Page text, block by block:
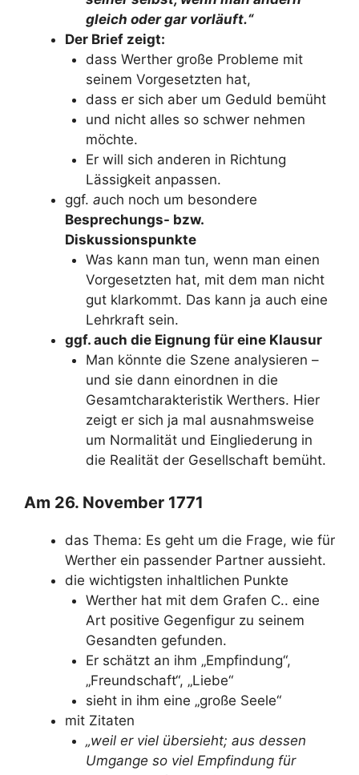
gleich oder gar vorläuft.“
Der Brief zeigt:
dass Werther große Probleme mit
seinem Vorgesetzten hat,
dass er sich aber um Geduld bemüht
und nicht alles so schwer nehmen
möchte.
Er will sich anderen in Richtung
Lässigkeit anpassen.
ggf. auch noch um besondere
Besprechungs- bzw.
Diskussionspunkte
Was kann man tun, wenn man einen
Vorgesetzten hat, mit dem man nicht
gut klarkommt. Das kann ja auch eine
Lehrkraft sein.
ggf. auch die Eignung für eine Klausur
Man könnte die Szene analysieren –
und sie dann einordnen in die
Gesamtcharakteristik Werthers. Hier
zeigt er sich ja mal ausnahmsweise
um Normalität und Eingliederung in
die Realität der Gesellschaft bemüht.
Am 26. November 1771
das Thema: Es geht um die Frage, wie für
Werther ein passender Partner aussieht.
die wichtigsten inhaltlichen Punkte
Werther hat mit dem Grafen C.. eine
Art positive Gegenfigur zu seinem
Gesandten gefunden.
Er schätzt an ihm „Empfindung“,
„Freundschaft“, „Liebe“
sieht in ihm eine „große Seele“
mit Zitaten
„weil er viel übersieht; aus dessen
Umgange so viel Empfindung für